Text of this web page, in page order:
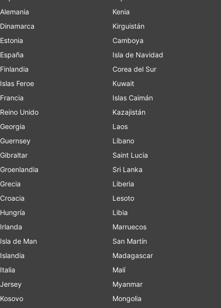
Alemania
Dinamarca
Estonia
España
Finlandia
Islas Feroe
Francia
Reino Unido
Georgia
Guernsey
Gibraltar
Groenlandia
Grecia
Croacia
Hungría
Irlanda
Isla de Man
Islandia
Italia
Jersey
Kosovo
Kenia
Kirguistán
Camboya
Isla de Navidad
Corea del Sur
Kuwait
Islas Caimán
Kazajistán
Laos
Líbano
Saint Lucia
Sri Lanka
Liberia
Lesoto
Libia
Marruecos
San Martín
Madagascar
Malí
Myanmar
Mongolia